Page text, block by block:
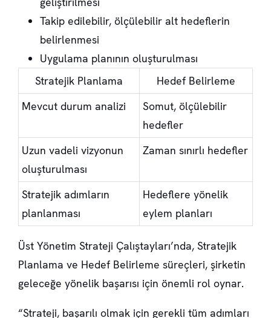
Takip edilebilir, ölçülebilir alt hedeflerin
belirlenmesi
Uygulama planının oluşturulması
Stratejik Planlama
Hedef Belirleme
Mevcut durum analizi
Somut, ölçülebilir
hedefler
Uzun vadeli vizyonun
oluşturulması
Zaman sınırlı hedefler
Stratejik adımların
planlanması
Hedeflere yönelik
eylem planları
Üst Yönetim Strateji Çalıştayları’nda, Stratejik
Planlama ve Hedef Belirleme süreçleri, şirketin
geleceğe yönelik başarısı için önemli rol oynar.
“Strateji, başarılı olmak için gerekli tüm adımları